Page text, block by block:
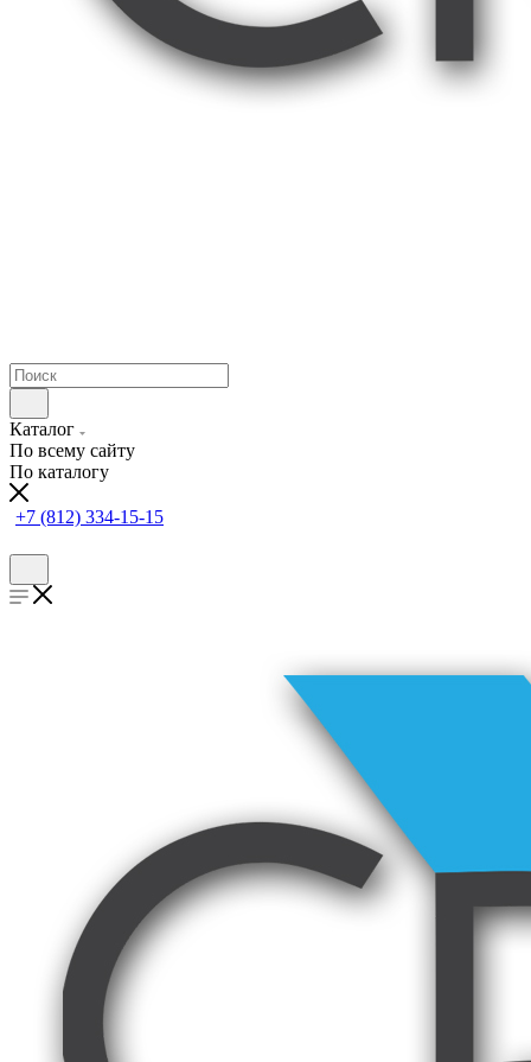
Каталог
По всему сайту
По каталогу
+7 (812) 334-15-15